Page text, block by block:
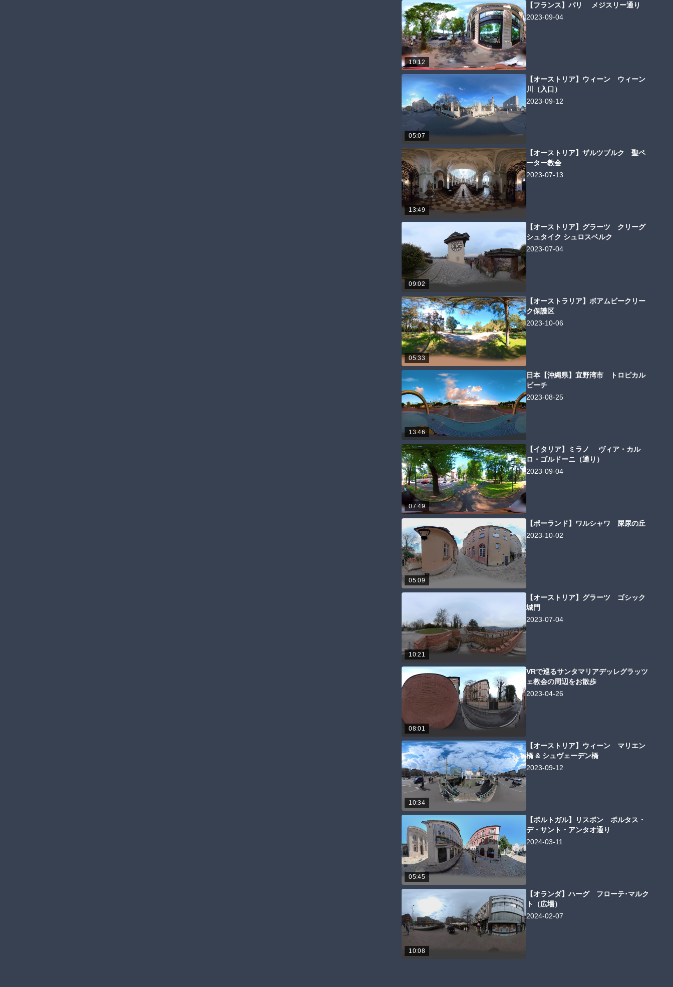
10:12
【フランス】パリ メジスリー通り
2023-09-04
05:07
【オーストリア】ウィーン ウィーン
川（入口）
2023-09-12
13:49
【オーストリア】ザルツブルク 聖ペ
ーター教会
2023-07-13
09:02
【オーストリア】グラーツ クリーグ
シュタイク シュロスベルク
2023-07-04
05:33
【オーストラリア】ボアムビークリー
ク保護区
2023-10-06
13:46
日本【沖縄県】宜野湾市 トロピカル
ビーチ
2023-08-25
07:49
【イタリア】ミラノ ヴィア・カル
ロ・ゴルドーニ（通り）
2023-09-04
05:09
【ポーランド】ワルシャワ 屎尿の丘
2023-10-02
10:21
【オーストリア】グラーツ ゴシック
城門
2023-07-04
08:01
VRで巡るサンタマリアデッレグラッツ
ェ教会の周辺をお散歩
2023-04-26
10:34
【オーストリア】ウィーン マリエン
橋 & シュヴェーデン橋
2023-09-12
05:45
【ポルトガル】リスボン ポルタス・
デ・サント・アンタオ通り
2024-03-11
10:08
【オランダ】ハーグ フローテ･マルク
ト（広場）
2024-02-07